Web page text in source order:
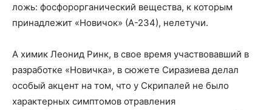
ложь: фосфорорганический вещества, к которым
принадлежит «Новичок» (А-234), нелетучи.
А химик Леонид Ринк, в свое время участвовавший в
разработке «Новичка», в сюжете Сиразиева делал
особый акцент на том, что у Скрипалей не было
характерных симптомов отравления